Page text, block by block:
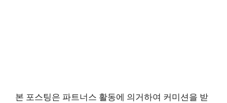
본 포스팅은 파트너스 활동에 의거하여 커미션을 받